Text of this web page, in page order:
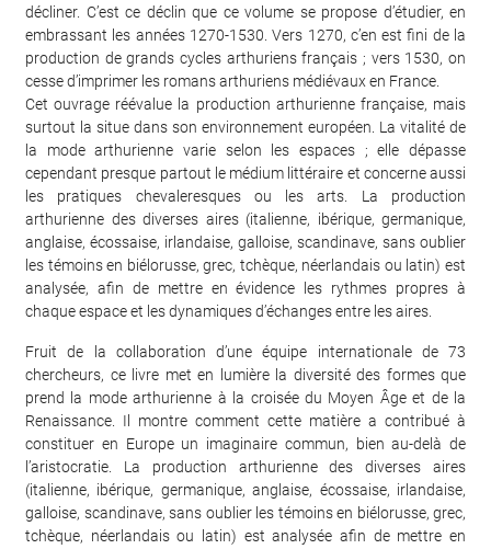
décliner. C’est ce déclin que ce volume se propose d’étudier, en
embrassant les années 1270-1530. Vers 1270, c’en est fini de la
production de grands cycles arthuriens français ; vers 1530, on
cesse d’imprimer les romans arthuriens médiévaux en France.
Cet ouvrage réévalue la production arthurienne française, mais
surtout la situe dans son environnement européen. La vitalité de
la mode arthurienne varie selon les espaces ; elle dépasse
cependant presque partout le médium littéraire et concerne aussi
les pratiques chevaleresques ou les arts. La production
arthurienne des diverses aires (italienne, ibérique, germanique,
anglaise, écossaise, irlandaise, galloise, scandinave, sans oublier
les témoins en biélorusse, grec, tchèque, néerlandais ou latin) est
analysée, afin de mettre en évidence les rythmes propres à
chaque espace et les dynamiques d’échanges entre les aires.
Fruit de la collaboration d’une équipe internationale de 73
chercheurs, ce livre met en lumière la diversité des formes que
prend la mode arthurienne à la croisée du Moyen Âge et de la
Renaissance. Il montre comment cette matière a contribué à
constituer en Europe un imaginaire commun, bien au-delà de
l’aristocratie. La production arthurienne des diverses aires
(italienne, ibérique, germanique, anglaise, écossaise, irlandaise,
galloise, scandinave, sans oublier les témoins en biélorusse, grec,
tchèque, néerlandais ou latin) est analysée afin de mettre en